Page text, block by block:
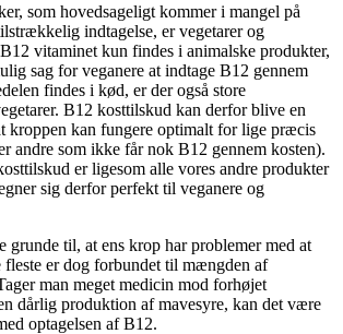
som hovedsageligt kommer i mangel på
indtagelse, er vegetarer og
vitaminet kun findes i animalske produkter,
sag for veganere at indtage B12 gennem
findes i kød, er der også store
B12 kosttilskud kan derfor blive en
kroppen kan fungere optimalt for lige præcis
andre som ikke får nok B12 gennem kosten).
er ligesom alle vores andre produkter
sig derfor perfekt til veganere og
grunde til, at ens krop har problemer med at
fleste er dog forbundet til mængden af
man meget medicin mod forhøjet
dårlig produktion af mavesyre, kan det være
optagelsen af B12.